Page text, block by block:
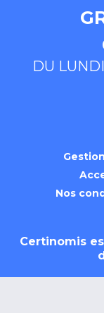
DU
Nos
Certinomis